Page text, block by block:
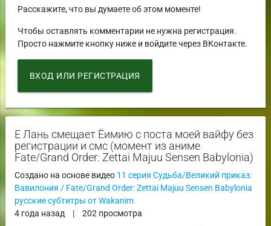
Расскажите, что вы думаете об этом моменте!
Чтобы оставлять комментарии не нужна регистрация.
Просто нажмите кнопку ниже и войдите через ВКонтакте.
ВХОД ИЛИ РЕГИСТРАЦИЯ
Е Лань смещает Ёимию с поста моей вайфу без
регистрации и смс (момент из аниме
Fate/Grand Order: Zettai Majuu Sensen Babylonia)
Создано на основе видео 11 серия Судьба/Великий приказ:
Вавилония / Fate/Grand Order: Zettai Majuu Sensen Babylonia
русские субтитры от Wakanim
4 года назад
|
202 просмотра